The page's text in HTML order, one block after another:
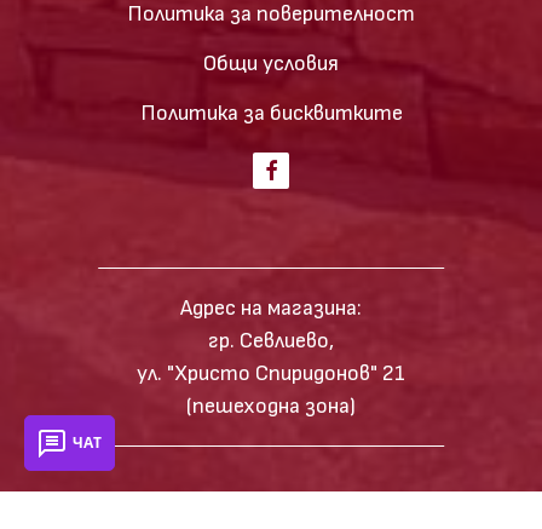
Политика за поверителност
Общи условия
Политика за бисквитките
Адрес на магазина:
гр. Севлиево,
ул. "Христо Спиридонов" 21
(пешеходна зона)
ЧАТ